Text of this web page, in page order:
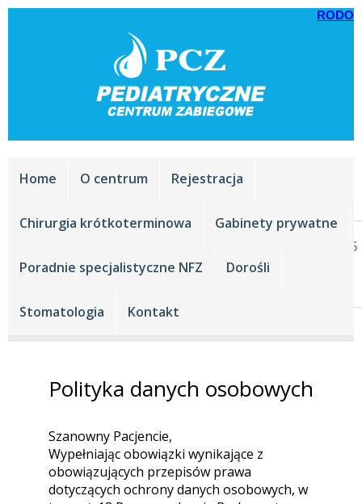
+48 33 816
44 45
Stomatologia:
RODO
Home O centrum Rejestracja
Chirurgia krótkoterminowa Gabinety prywatne
Poradnie specjalistyczne NFZ Dorośli
Stomatologia Kontakt
Polityka danych osobowych
Szanowny Pacjencie,
Wypełniając obowiązki wynikające z
obowiązujących przepisów prawa
dotyczących ochrony danych osobowych, w